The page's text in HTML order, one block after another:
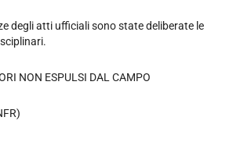
degli atti ufficiali sono state deliberate le
NON ESPULSI DAL CAMPO